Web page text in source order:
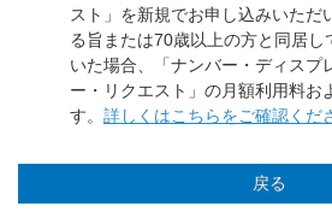
スト」を新規でお申し込みいただ
る旨または70歳以上の方と同居
いた場合、「ナンバー・ディスプ
ー・リクエスト」の月額利用料お
す。 詳しくはこちらをご確認くだ
戻る